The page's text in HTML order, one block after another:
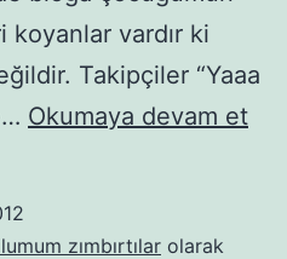
koyanlar vardır ki
Takipçiler “Yaaa
Okumaya devam et
zımbırtılar olarak